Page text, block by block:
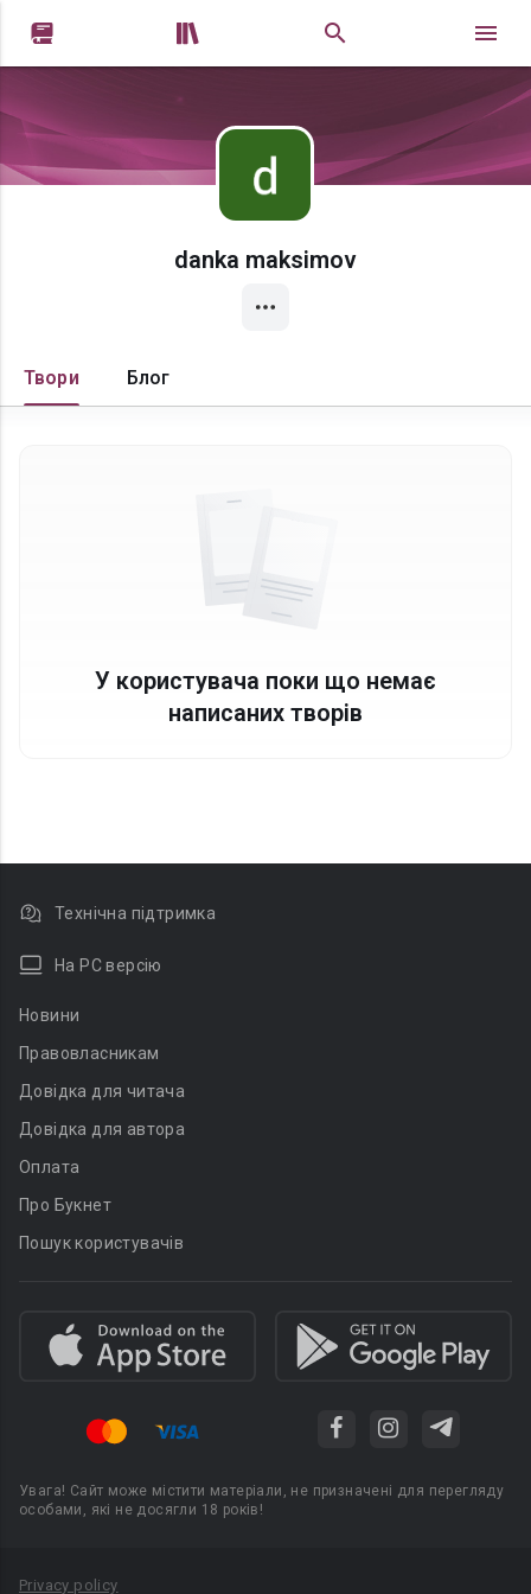
 
danka maksimov
Твори Блог
У користувача поки що немає
написаних творів
Технічна підтримка
На PC версію
Новини
Правовласникам
Довідка для читача
Довідка для автора
Оплата
Про Букнет
Пошук користувачів
Увага! Сайт може містити матеріали, не призначені для перегляду
особами, які не досягли 18 років!
Privacy policy